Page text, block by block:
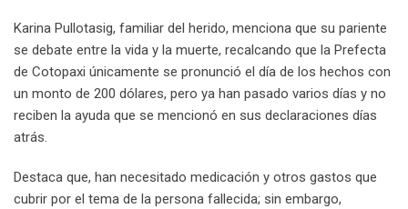
Karina Pullotasig, familiar del herido, menciona que su pariente
se debate entre la vida y la muerte, recalcando que la Prefecta
de Cotopaxi únicamente se pronunció el día de los hechos con
un monto de 200 dólares, pero ya han pasado varios días y no
reciben la ayuda que se mencionó en sus declaraciones días
atrás.
Destaca que, han necesitado medicación y otros gastos que
cubrir por el tema de la persona fallecida; sin embargo,